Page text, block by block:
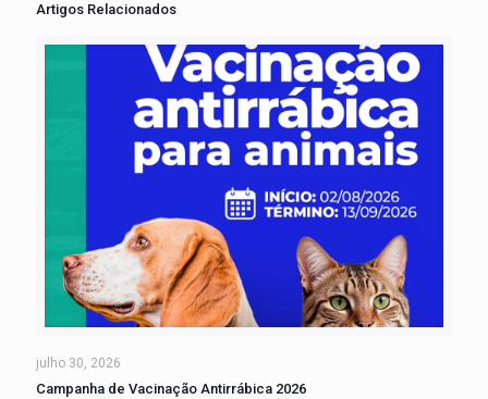
Artigos Relacionados
julho 30, 2026
Campanha de Vacinação Antirrábica 2026